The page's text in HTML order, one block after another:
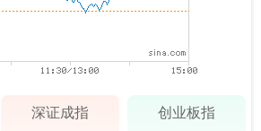
深证成指 创业板指